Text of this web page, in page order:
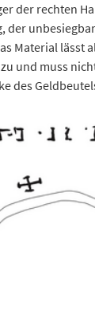
der rechten
der
Material lässt
und muss
des